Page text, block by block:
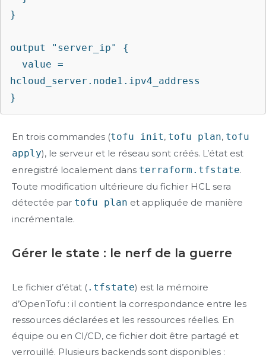
}
output "server_ip" {
hcloud_server.node1.ipv4_address
}
En trois commandes (tofu init, tofu plan, tofu
apply), le serveur et le réseau sont créés. L’état est
enregistré localement dans terraform.tfstate.
Toute modification ultérieure du fichier HCL sera
détectée par tofu plan et appliquée de manière
incrémentale.
Gérer le state : le nerf de la guerre
Le fichier d’état (.tfstate) est la mémoire
d’OpenTofu : il contient la correspondance entre les
ressources déclarées et les ressources réelles. En
équipe ou en CI/CD, ce fichier doit être partagé et
verrouillé. Plusieurs backends sont disponibles :